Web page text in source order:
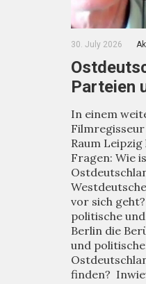
30. July 2026
Parteien
In einem
Raum
Fragen: Wie
vor sich
politische
Berlin die
und
finden?